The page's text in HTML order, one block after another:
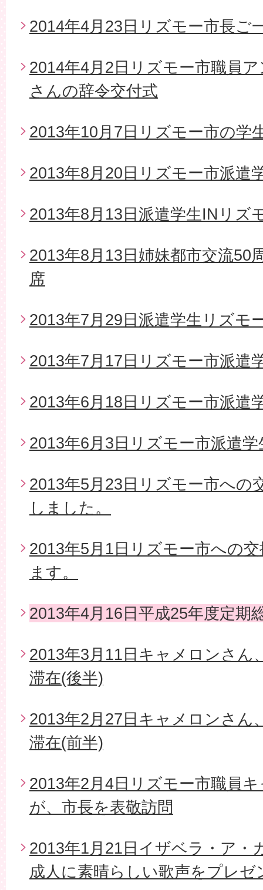
2014年4月23日リズモー市長ご
2014年4月2日リズモー市職員
さんの辞令交付式
2013年10月7日リズモー市の学
2013年8月20日リズモー市派遣
2013年8月13日派遣学生INリズ
2013年8月13日姉妹都市交流50
席
2013年7月29日派遣学生リズモ
2013年7月17日リズモー市派遣
2013年6月18日リズモー市派遣
2013年6月3日リズモー市派遣学
2013年5月23日リズモー市への
しました。
2013年5月1日リズモー市への
ます。
2013年4月16日平成25年度定期
2013年3月11日キャメロンさん
滞在(後半)
2013年2月27日キャメロンさん
滞在(前半)
2013年2月4日リズモー市職員
が、市長を表敬訪問
2013年1月21日イザベラ・ア・
成人に素晴らしい歌声をプレ